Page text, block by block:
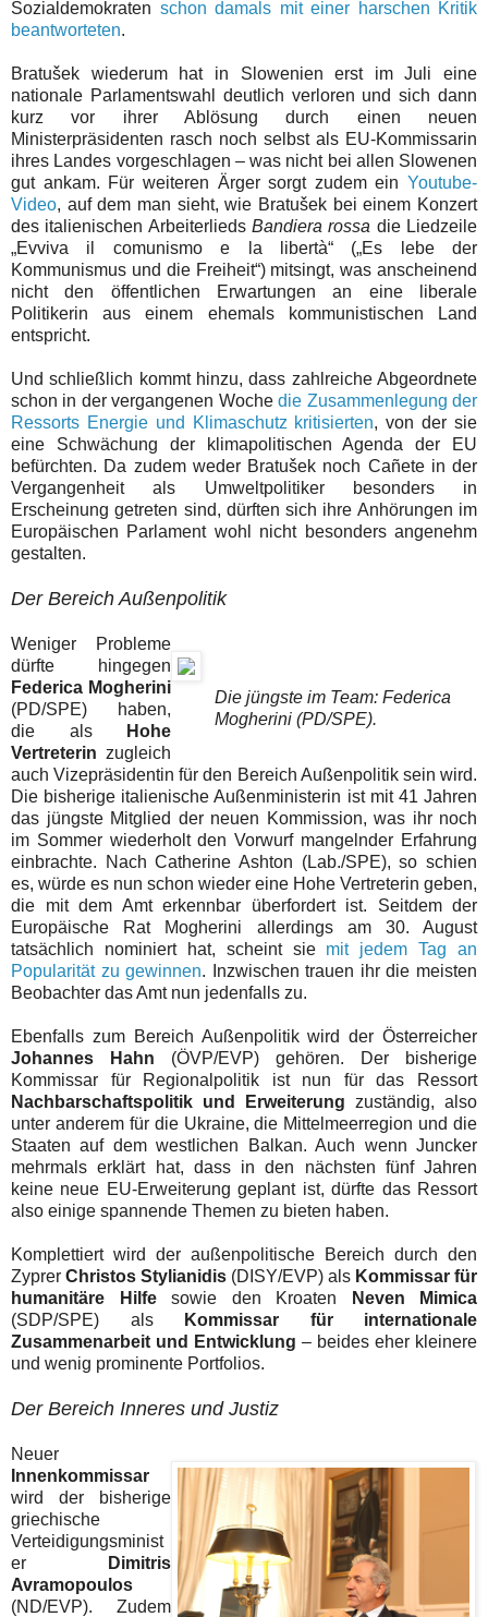
Sozialdemokraten schon damals mit einer harschen Kritik
beantworteten.
Bratušek wiederum hat in Slowenien erst im Juli eine
nationale Parlamentswahl deutlich verloren und sich dann
kurz vor ihrer Ablösung durch einen neuen
Ministerpräsidenten rasch noch selbst als EU-Kommissarin
ihres Landes vorgeschlagen – was nicht bei allen Slowenen
gut ankam. Für weiteren Ärger sorgt zudem ein Youtube-
Video, auf dem man sieht, wie Bratušek bei einem Konzert
des italienischen Arbeiterlieds Bandiera rossa die Liedzeile
„Evviva il comunismo e la libertà“ („Es lebe der
Kommunismus und die Freiheit“) mitsingt, was anscheinend
nicht den öffentlichen Erwartungen an eine liberale
Politikerin aus einem ehemals kommunistischen Land
entspricht.
Und schließlich kommt hinzu, dass zahlreiche Abgeordnete
schon in der vergangenen Wochedie Zusammenlegung der
Ressorts Energie und Klimaschutz kritisierten, von der sie
eine Schwächung der klimapolitischen Agenda der EU
befürchten. Da zudem weder Bratušek noch Cañete in der
Vergangenheit als Umweltpolitiker besonders in
Erscheinung getreten sind, dürften sich ihre Anhörungen im
Europäischen Parlament wohl nicht besonders angenehm
gestalten.
Der Bereich Außenpolitik
Die jüngste im Team: Federica
Mogherini (PD/SPE).
Weniger Probleme
dürfte hingegen
Federica Mogherini
(PD/SPE) haben,
die als
Hohe
Vertreterin zugleich
auch Vizepräsidentin für den Bereich Außenpolitik sein wird.
Die bisherige italienische Außenministerin ist mit 41 Jahren
das jüngste Mitglied der neuen Kommission, was ihr noch
im Sommer wiederholt den Vorwurf mangelnder Erfahrung
einbrachte. Nach Catherine Ashton (Lab./SPE), so schien
es, würde es nun schon wieder eine Hohe Vertreterin geben,
die mit dem Amt erkennbar überfordert ist. Seitdem der
Europäische Rat Mogherini allerdings am 30. August
tatsächlich nominiert hat, scheint sie mit jedem Tag an
Popularität zu gewinnen. Inzwischen trauen ihr die meisten
Beobachter das Amt nun jedenfalls zu.
Ebenfalls zum Bereich Außenpolitik wird der Österreicher
Johannes Hahn (ÖVP/EVP) gehören. Der bisherige
Kommissar für Regionalpolitik ist nun für das Ressort
Nachbarschaftspolitik und Erweiterung zuständig, also
unter anderem für die Ukraine, die Mittelmeerregion und die
Staaten auf dem westlichen Balkan. Auch wenn Juncker
mehrmals erklärt hat, dass in den nächsten fünf Jahren
keine neue EU-Erweiterung geplant ist, dürfte das Ressort
also einige spannende Themen zu bieten haben.
Komplettiert wird der außenpolitische Bereich durch den
Zyprer Christos Stylianidis (DISY/EVP) als Kommissar für
humanitäre Hilfe sowie den Kroaten
Neven Mimica
(SDP/SPE) als
Kommissar für internationale
Zusammenarbeit und Entwicklung – beides eher kleinere
und wenig prominente Portfolios.
Der Bereich Inneres und Justiz
Neuer
Innenkommissar
wird der bisherige
griechische
Verteidigungsminist
er
Dimitris
Avramopoulos
(ND/EVP). Zudem